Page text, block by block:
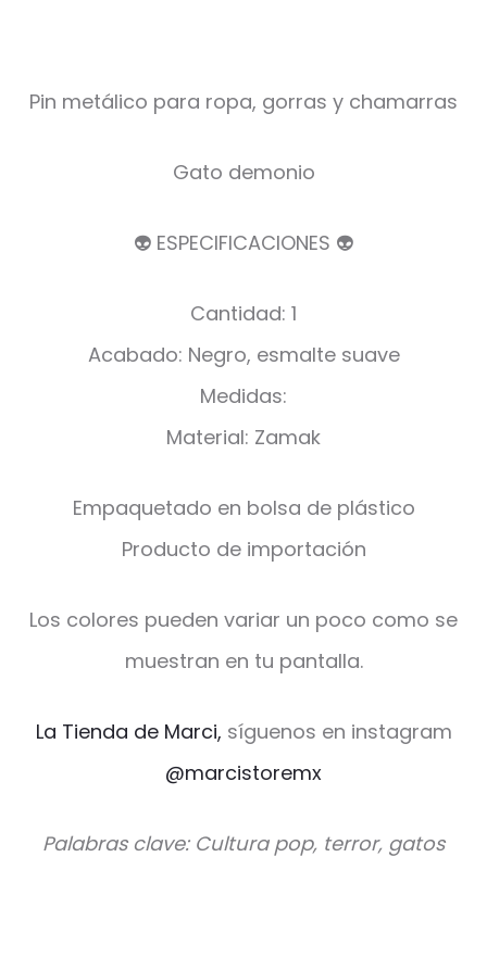
Pin metálico para ropa, gorras y chamarras
Gato demonio
👽 ESPECIFICACIONES 👽
Cantidad: 1
Acabado: Negro, esmalte suave
Medidas:
Material: Zamak
Empaquetado en bolsa de plástico
Producto de importación
Los colores pueden variar un poco como se
muestran en tu pantalla.
La Tienda de Marci, síguenos en instagram
@marcistoremx
Palabras clave: Cultura pop, terror, gatos